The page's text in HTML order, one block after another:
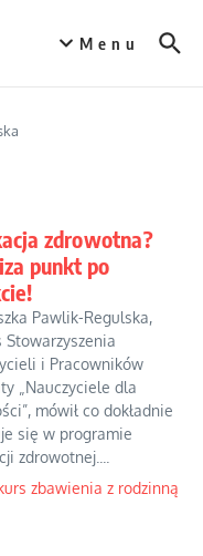
Menu
zdrowotna?
punkt po
Pawlik-Regulska,
Stowarzyszenia
i Pracowników
„Nauczyciele dla
mówił co dokładnie
się w programie
zdrowotnej....
zbawienia z rodzinną